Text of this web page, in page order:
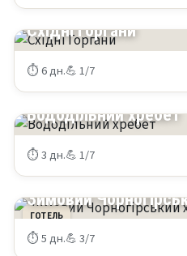
КАРПАТИ
Східні Горгани
⏱ 6 дн.💪 1/7
КАРПАТИ
Вододільний хребет
⏱ 3 дн.💪 1/7
ГОТЕЛЬ
КАРПАТИ
Зимовий
⏱ 5 дн.💪 3/7